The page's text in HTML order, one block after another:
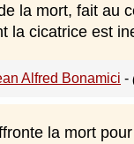
la mort, fait au
la cicatrice est
Alfred Bonamici -
la mort